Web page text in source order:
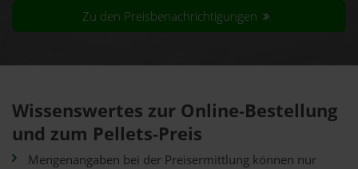
Zu den Preisbenachrichtigungen
Wissenswertes zur Online-Bestellung
und zum Pellets-Preis
Mengenangaben bei der Preisermittlung können nur